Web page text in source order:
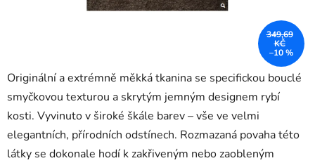
Originální a extrémně měkká tkanina se specifickou bouclé
smyčkovou texturou a skrytým jemným designem rybí
kosti. Vyvinuto v široké škále barev – vše ve velmi
elegantních, přírodních odstínech. Rozmazaná povaha této
látky se dokonale hodí k zakřiveným nebo zaobleným
349,69
KČ
–10 %